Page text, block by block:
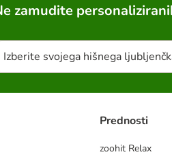
zamudite
Izberite svojega hišnega
Prednosti
zoohit Relax